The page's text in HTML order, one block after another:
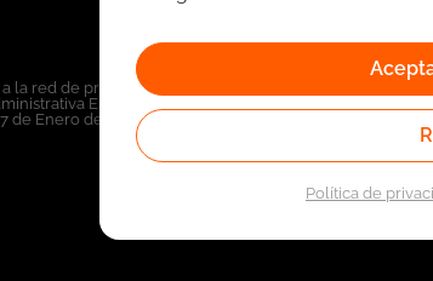
la red de prestadores del Servicio Público de Empleo.
Especial del Servicio Público de Empleo según
de Enero de 2023,Ver resolución.
Política de